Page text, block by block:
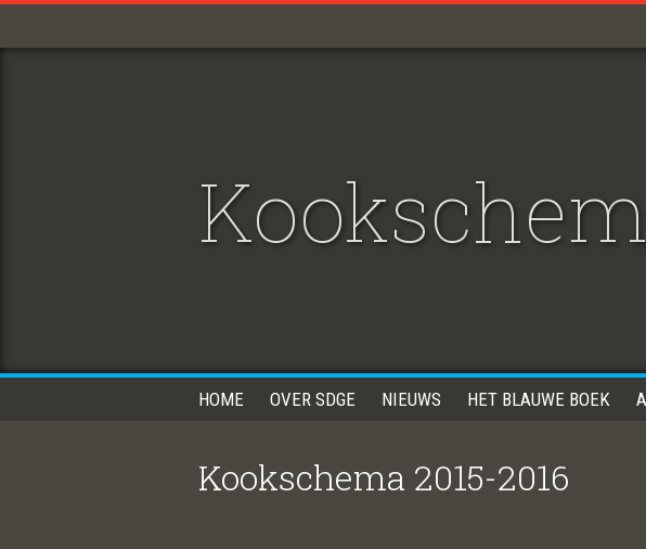
HOME OVER SDGE NIEUWS HET BLAUWE BOEK
Kookschema 2015-2016